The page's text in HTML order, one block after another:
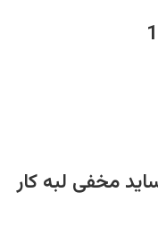
مخفی لبه کار